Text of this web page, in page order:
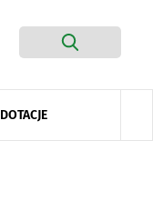
DOTACJE